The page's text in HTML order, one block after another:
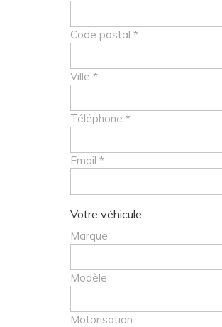
Code postal *
Ville *
Téléphone *
Email *
Votre véhicule
Marque
Modèle
Motorisation